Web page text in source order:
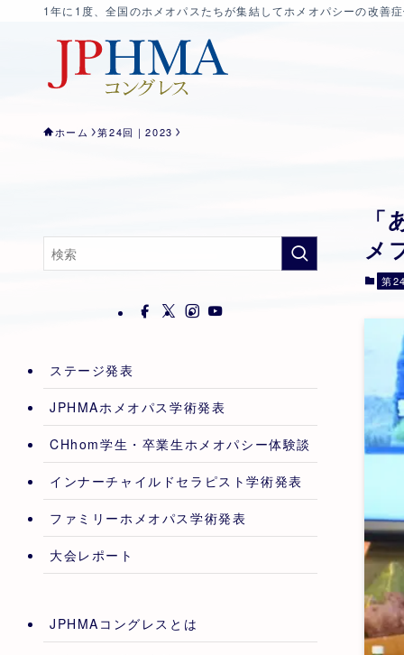
1年に1度、全国のホメオパスたちが集結してホメオパシーの改善
ホーム 第24回｜2023
メ
第
ステージ発表
JPHMAホメオパス学術発表
CHhom学生・卒業生ホメオパシー体験談
インナーチャイルドセラピスト学術発表
ファミリーホメオパス学術発表
大会レポート
JPHMAコングレスとは